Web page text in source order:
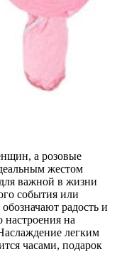
а розовые
жестом
важной в жизни
события или
радость и
настроения на
легким
часами, подарок